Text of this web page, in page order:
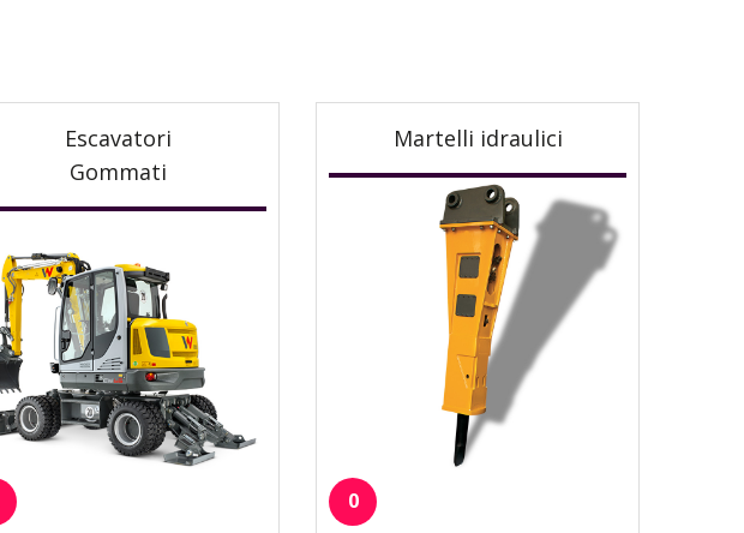
Escavatori
Gommati
Martelli idraulici
0